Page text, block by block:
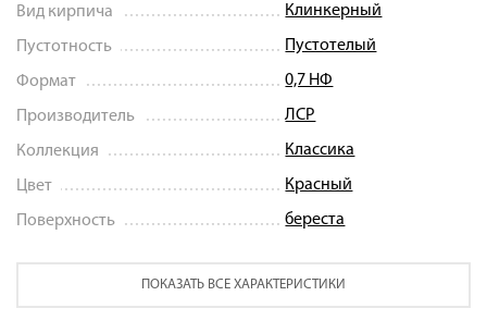
Вид кирпича Клинкерный
Пустотность Пустотелый
Формат 0,7 НФ
Производитель ЛСР
Коллекция Классика
Цвет Красный
Поверхность береста
ПОКАЗАТЬ ВСЕ ХАРАКТЕРИСТИКИ